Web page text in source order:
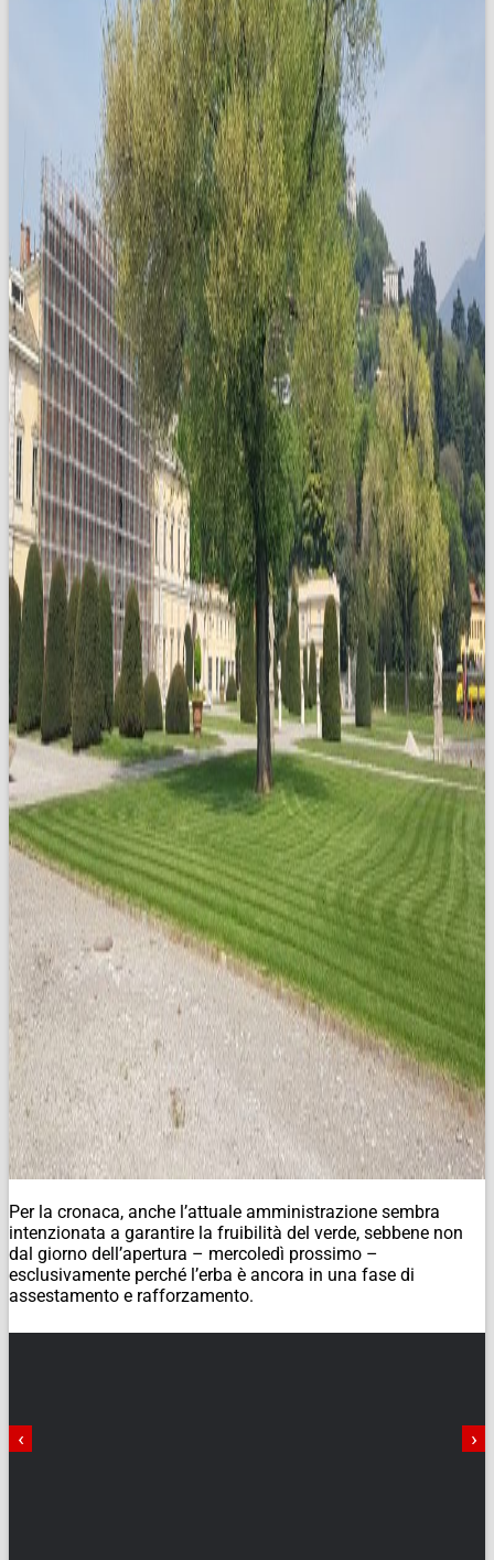
Per la cronaca, anche l’attuale amministrazione sembra
intenzionata a garantire la fruibilità del verde, sebbene non
dal giorno dell’apertura – mercoledì prossimo –
esclusivamente perché l’erba è ancora in una fase di
assestamento e rafforzamento.
‹ ›